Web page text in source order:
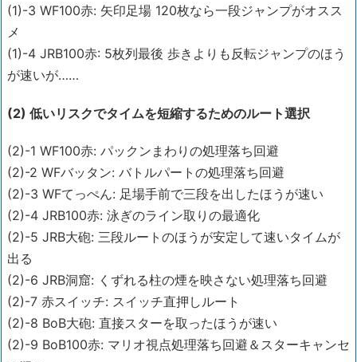
(1)-3 WF100赤: 矢印足場 120枚なら一段ジャンプがオスス
メ
(1)-4 JRB100赤: 5枚列最後 歩きよりも反転ジャンプのほう
が速いが……
(2) 低いリスクでタイムを短縮するためのルート選択
(2)-1 WF100赤: パックンまわりの処理落ち回避
(2)-2 WFバッタン: バトルパートの処理落ち回避
(2)-3 WFてっぺん: 足場手前で三段を出したほうが速い
(2)-4 JRB100赤: 泳ぎのライン取りの最適化
(2)-5 JRB大砲: 三段ルートのほうが安定して速いタイムが
出る
(2)-6 JRB洞窟: くずれる柱の煙を映さない処理落ち回避
(2)-7 赤スイッチ: スイッチ直押しルート
(2)-8 BoB大砲: 直接スターを取ったほうが速い
(2)-9 BoB100赤: マリオ視点処理落ち回避＆スターキャンセ